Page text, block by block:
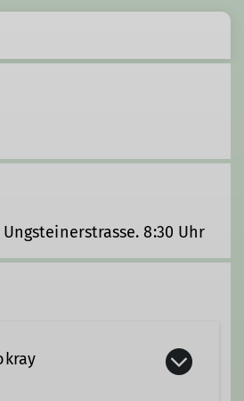
8:30 Uhr